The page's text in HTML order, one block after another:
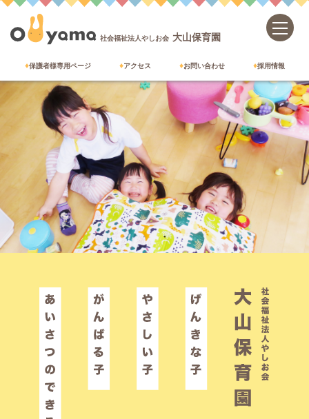
社会福祉法人やしお会 大山保育園
保護者様専用ページ アクセス お問い合わせ 採用情報